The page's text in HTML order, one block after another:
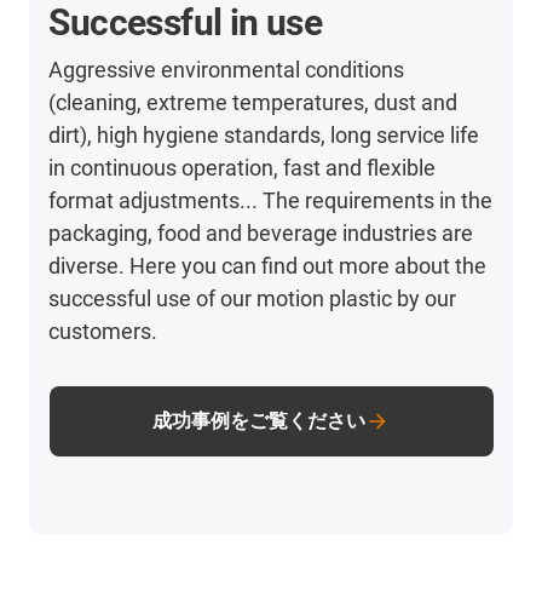
Successful in use
Aggressive environmental conditions
(cleaning, extreme temperatures, dust and
dirt), high hygiene standards, long service life
in continuous operation, fast and flexible
format adjustments... The requirements in the
packaging, food and beverage industries are
diverse. Here you can find out more about the
successful use of our motion plastic by our
customers.
成功事例をご覧ください